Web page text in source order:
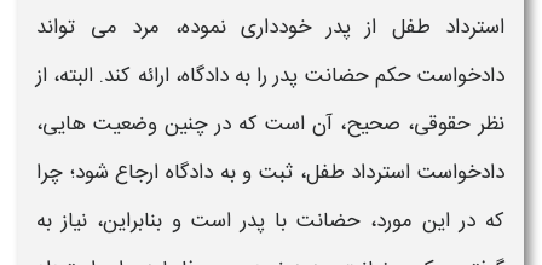
استرداد طفل از پدر خودداری نموده، مرد می تواند
دادخواست حکم حضانت پدررا به دادگاه، ارائه کند. البته، از
نظر حقوقی، صحیح، آن است که در چنین وضعیت هایی،
دادخواست استرداد طفل، ثبت و به دادگاه ارجاع شود؛ چرا
که در این مورد، حضانت با پدر است و بنابراین، نیاز به